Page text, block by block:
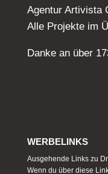
Agentur Artivista
Alle Projekte im
Danke an über
WERBELINKS
Ausgehende Links zu
Wenn du über diese